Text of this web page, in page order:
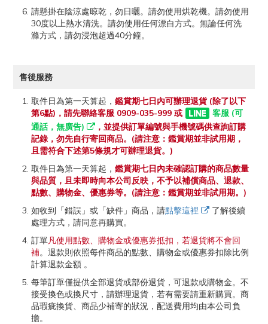
請懸掛在陰涼處晾乾，勿日曬。請勿使用烘乾機。請勿使用
30度以上熱水清洗。請勿使用任何漂白方式。無論任何洗
滌方式，請勿浸泡超過40分鐘。
售後服務
取件日為第一天算起， 鑑賞期七日內可辦理退貨 (除了以下
第6點)，請先聯絡客服 0909-035-999 或
客服 (可
通話，無廣告)
，並提供訂單編號與手機號碼供查詢訂購
記錄，勿先自行寄回商品。(請注意：鑑賞期並非試用期，
且需符合下述第5條規才可辦理退貨。)
取件日為第一天算起， 鑑賞期七日內未確認訂購的商品數量
與品質，且未即時向本公司反映，不予以補償商品、退款、
點數、購物金、優惠券等。(請注意：鑑賞期並非試用期。)
如收到「錯誤」或「缺件」商品，請點擊這裡
了解後續
處理方式，請同意再購買。
訂單凡使用點數、購物金或優惠券抵扣，若退貨將不會回
補。退款則依照每件商品的點數、購物金或優惠券扣除比例
計算退款金額 。
每筆訂單僅提供全部退貨或部份退貨，可退款或購物金。不
接受換色或換尺寸，請辦理退貨，若有需要請重新購買。商
品瑕疵換貨、商品少補寄的狀況，配送費用均由本公司負
擔。